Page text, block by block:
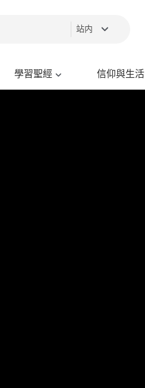
站内
學習聖經 信仰與生活